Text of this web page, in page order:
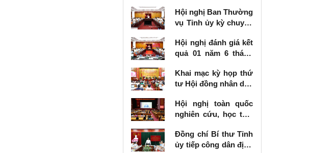
Hội nghị Ban Thường
vụ Tỉnh ủy kỳ chuyên
Hội nghị đánh giá kết
quả 01 năm 6 tháng
số 57-NQ/TW
Khai mạc kỳ họp thứ
tư Hội đồng nhân dân
kỳ 2026 - 2031
Hội nghị toàn quốc
nghiên cứu, học tập,
khai thực hiện Nghị
quyết số 10-NQ/TW
Đồng chí Bí thư Tỉnh
ủy tiếp công dân định